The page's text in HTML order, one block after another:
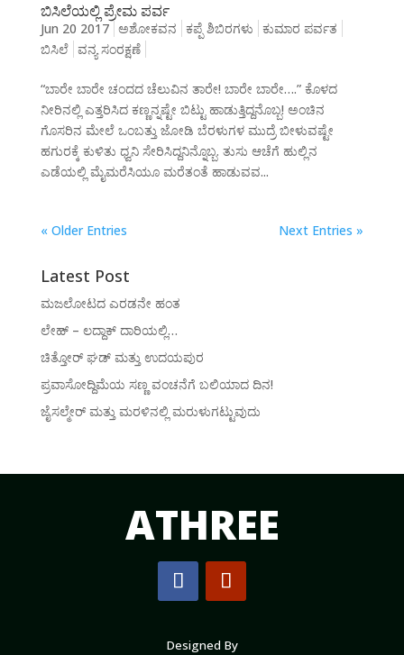
ಬಿಸಿಲೆಯಲ್ಲಿ ಪ್ರೇಮ ಪರ್ವ
Jun 20 2017 ಅಶೋಕವನ ಕಪ್ಪೆ ಶಿಬಿರಗಳು
ಕುಮಾರ ಪರ್ವತ
ಬಿಸಿಲೆ ವನ್ಯ ಸಂರಕ್ಷಣೆ
“ಬಾರೇ ಬಾರೇ ಚಂದದ ಚೆಲುವಿನ ತಾರೇ! ಬಾರೇ ಬಾರೇ….” ಕೊಳದ
ನೀರಿನಲ್ಲಿ ಎತ್ತರಿಸಿದ ಕಣ್ಣನ್ನಷ್ಟೇ ಬಿಟ್ಟು ಹಾಡುತ್ತಿದ್ದನೊಬ್ಬ! ಅಂಚಿನ
ಗೊಸರಿನ ಮೇಲೆ ಒಂಬತ್ತು ಜೋಡಿ ಬೆರಳುಗಳ ಮುದ್ರೆ ಬೀಳುವಷ್ಟೇ
ಹಗುರಕ್ಕೆ ಕುಳಿತು ಧ್ವನಿ ಸೇರಿಸಿದ್ದನಿನ್ನೊಬ್ಬ. ತುಸು ಆಚೆಗೆ ಹುಲ್ಲಿನ
ಎಡೆಯಲ್ಲಿ ಮೈಮರೆಸಿಯೂ ಮರೆತಂತೆ ಹಾಡುವವ...
« Older Entries Next Entries »
Latest Post
ಮಜಲೋಟದ ಎರಡನೇ ಹಂತ
ಲೇಹ್ – ಲದ್ದಾಕ್ ದಾರಿಯಲ್ಲಿ…
ಚಿತ್ತೋರ್ ಘಡ್ ಮತ್ತು ಉದಯಪುರ
ಪ್ರವಾಸೋದ್ದಿಮೆಯ ಸಣ್ಣ ವಂಚನೆಗೆ ಬಲಿಯಾದ ದಿನ!
ಜೈಸಲ್ಮೇರ್ ಮತ್ತು ಮರಳಿನಲ್ಲಿ ಮರುಳುಗಟ್ಟುವುದು
ATHREE
Designed By